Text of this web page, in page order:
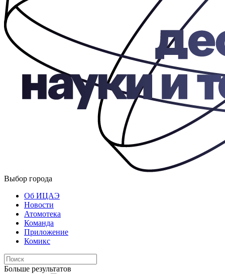
Выбор города
Об ИЦАЭ
Новости
Атомотека
Команда
Приложение
Комикс
Больше результатов